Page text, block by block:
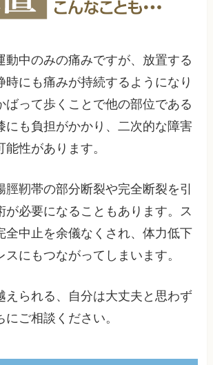
動中のみの痛みですが、放置する
時にも痛みが持続するようになり
ばって歩くことで他の部位である
にも負担がかかり、二次的な障害
性があります。
脛靭帯の部分断裂や完全断裂を引
が必要になることもあります。ス
全中止を余儀なくされ、体力低下
にもつながってしまいます。
えられる、自分は大丈夫と思わず
ご相談ください。